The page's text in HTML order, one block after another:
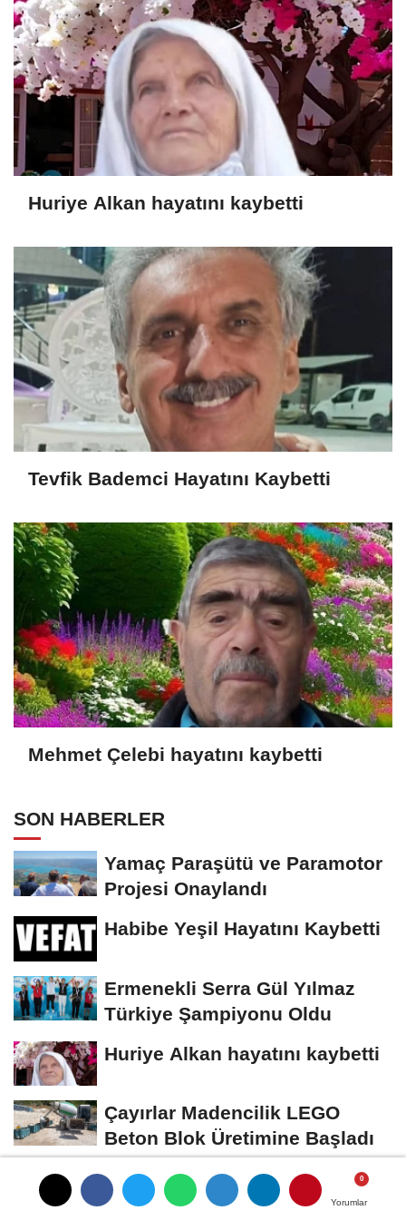
Yorumlar
Yorumlar
Huriye Alkan hayatını kaybetti
Tevfik Bademci Hayatını Kaybetti
Mehmet Çelebi hayatını kaybetti
SON HABERLER
Yamaç Paraşütü ve Paramotor
Projesi Onaylandı
Habibe Yeşil Hayatını Kaybetti
Ermenekli Serra Gül Yılmaz
Türkiye Şampiyonu Oldu
Huriye Alkan hayatını kaybetti
Çayırlar Madencilik LEGO
Beton Blok Üretimine Başladı